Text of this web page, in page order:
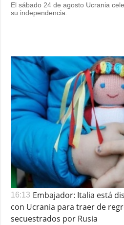
El sábado 24 de agosto Ucrania
su independencia.
16:13 Embajador: Italia está
con Ucrania para traer de
secuestrados por Rusia